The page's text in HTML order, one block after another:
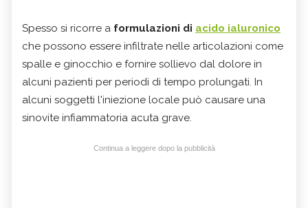
Spesso si ricorre a formulazioni di acido ialuronico
che possono essere infiltrate nelle articolazioni come
spalle e ginocchio e fornire sollievo dal dolore in
alcuni pazienti per periodi di tempo prolungati. In
alcuni soggetti l'iniezione locale può causare una
sinovite infiammatoria acuta grave.
Continua a leggere dopo la pubblicità